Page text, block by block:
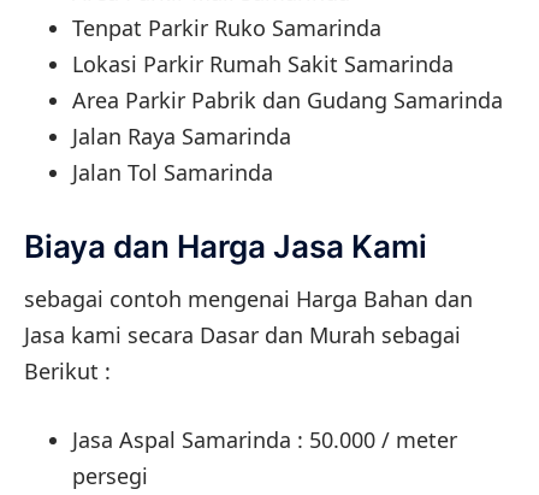
Tenpat Parkir Ruko Samarinda
Lokasi Parkir Rumah Sakit Samarinda
Area Parkir Pabrik dan Gudang Samarinda
Jalan Raya Samarinda
Jalan Tol Samarinda
Biaya dan Harga Jasa Kami
sebagai contoh mengenai Harga Bahan dan
Jasa kami secara Dasar dan Murah sebagai
Berikut :
Jasa Aspal Samarinda : 50.000 / meter
persegi